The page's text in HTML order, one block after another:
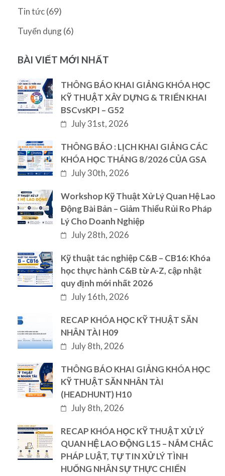
Tin tức(69)
Tuyển dụng(6)
BÀI VIẾT MỚI NHẤT
THÔNG BÁO KHAI GIẢNG KHÓA HỌC
KỸ THUẬT XÂY DỰNG & TRIỂN KHAI
BSCvsKPI – G52
July 31st, 2026
THÔNG BÁO : LỊCH KHAI GIẢNG CÁC
KHÓA HỌC THÁNG 8/2026 CỦA GSA
July 30th, 2026
Workshop Kỹ Thuật Xử Lý Quan Hệ Lao
Động Bài Bản – Giảm Thiểu Rủi Ro Pháp
Lý Cho Doanh Nghiệp
July 28th, 2026
Kỹ thuật tác nghiệp C&B – CB16: Khóa
học thực hành C&B từ A-Z, cập nhật
quy định mới nhất 2026
July 16th, 2026
RECAP KHÓA HỌC KỸ THUẬT SĂN
NHÂN TÀI H09
July 8th, 2026
THÔNG BÁO KHAI GIẢNG KHÓA HỌC
KỸ THUẬT SĂN NHÂN TÀI
(HEADHUNT) H10
July 8th, 2026
RECAP KHÓA HỌC KỸ THUẬT XỬ LÝ
QUAN HỆ LAO ĐỘNG L15 – NẮM CHẮC
PHÁP LUẬT, TỰ TIN XỬ LÝ TÌNH
HUỐNG NHÂN SỰ THỰC CHIẾN